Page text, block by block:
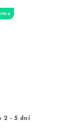
2 - 5 dní